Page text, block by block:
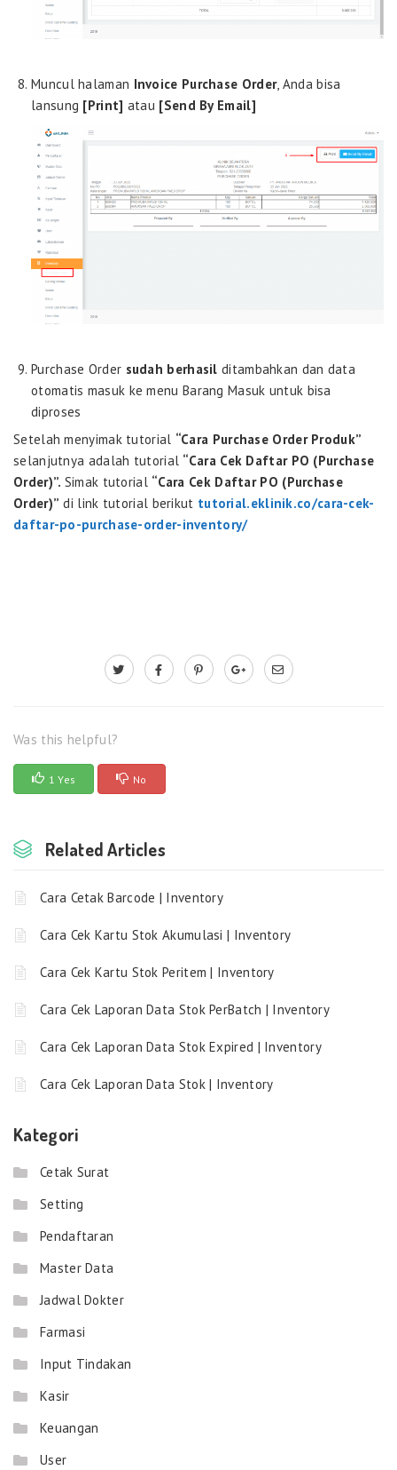
Muncul halaman Invoice Purchase Order, Anda bisa
lansung [Print] atau [Send By Email]
Purchase Order sudah berhasil ditambahkan dan data
otomatis masuk ke menu Barang Masuk untuk bisa
diproses
Setelah menyimak tutorial “Cara Purchase Order Produk”
selanjutnya adalah tutorial “Cara Cek Daftar PO (Purchase
Order)”. Simak tutorial “Cara Cek Daftar PO (Purchase
Order)” di link tutorial berikut tutorial.eklinik.co/cara-cek-
daftar-po-purchase-order-inventory/
Was this helpful?
1 Yes No
Related Articles
Cara Cetak Barcode | Inventory
Cara Cek Kartu Stok Akumulasi | Inventory
Cara Cek Kartu Stok Peritem | Inventory
Cara Cek Laporan Data Stok PerBatch | Inventory
Cara Cek Laporan Data Stok Expired | Inventory
Cara Cek Laporan Data Stok | Inventory
Kategori
Cetak Surat
Setting
Pendaftaran
Master Data
Jadwal Dokter
Farmasi
Input Tindakan
Kasir
Keuangan
User